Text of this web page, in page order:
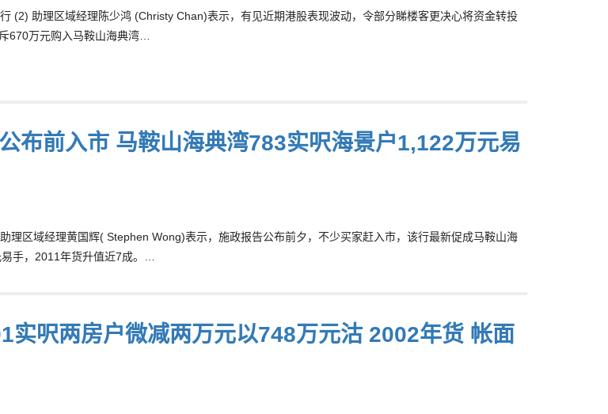
(2) 助理区域经理陈少鸿 (Christy Chan)表示，有见近期港股表现波动，令部分睇楼客更决心将资金转投
670万元购入马鞍山海典湾…
布前入市 马鞍山海典湾783实呎海景户1,122万元易
理区域经理黄国辉( Stephen Wong)表示，施政报告公布前夕，不少买家赶入市，该行最新促成马鞍山海
手，2011年货升值近7成。…
实呎两房户微减两万元以748万元沽 2002年货 帐面